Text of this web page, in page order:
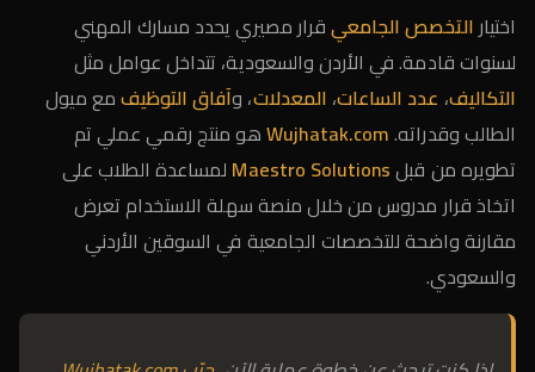
اختيارالتخصص الجامعيقرار مصيري يحدد مسارك المهني
لسنوات قادمة. في الأردن والسعودية، تتداخل عوامل مثل
التكاليف، عدد الساعات، المعدلات، وآفاق التوظيفمع ميول
الطالب وقدراته.Wujhatak.comهو منتج رقمي عملي تم
تطويره من قبلMaestro Solutions لمساعدة الطلاب على
اتخاذ قرار مدروس من خلال منصة سهلة الاستخدام تعرض
مقارنة واضحة للتخصصات الجامعية في السوقين الأردني
والسعودي.